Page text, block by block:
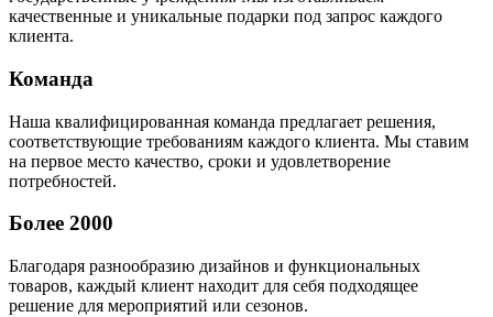
качественные и уникальные подарки под запрос каждого
клиента.
Команда
Наша квалифицированная команда предлагает решения,
соответствующие требованиям каждого клиента. Мы ставим
на первое место качество, сроки и удовлетворение
потребностей.
Более 2000
Благодаря разнообразию дизайнов и функциональных
товаров, каждый клиент находит для себя подходящее
решение для мероприятий или сезонов.